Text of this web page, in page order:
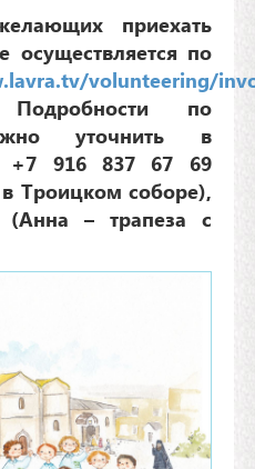
приехать
осуществляется по
volunteering/
Подробности по
уточнить в
+7 916 837 67 69
Троицком соборе),
– трапеза с